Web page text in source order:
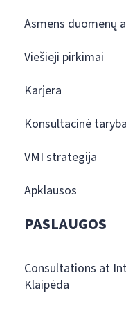
Asmens duomenų
Viešieji pirkimai
Karjera
Konsultacinė taryba
VMI strategija
Apklausos
PASLAUGOS
Consultations at
Klaipėda